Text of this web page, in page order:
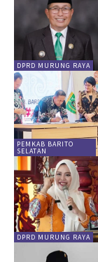
DPRD MURUNG RAYA
PEMKAB BARITO
SELATAN
DPRD MURUNG RAYA